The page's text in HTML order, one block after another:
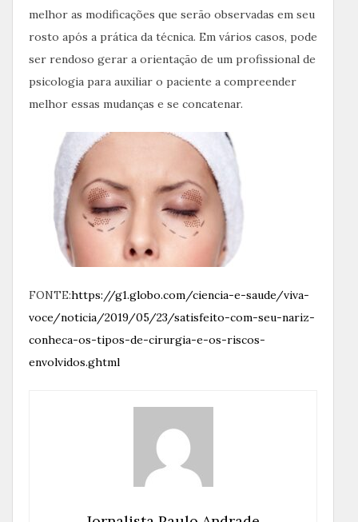
melhor as modificações que serão observadas em seu
rosto após a prática da técnica. Em vários casos, pode
ser rendoso gerar a orientação de um profissional de
psicologia para auxiliar o paciente a compreender
melhor essas mudanças e se concatenar.
FONTE:https://g1.globo.com/ciencia-e-saude/viva-
voce/noticia/2019/05/23/satisfeito-com-seu-nariz-
conheca-os-tipos-de-cirurgia-e-os-riscos-
envolvidos.ghtml